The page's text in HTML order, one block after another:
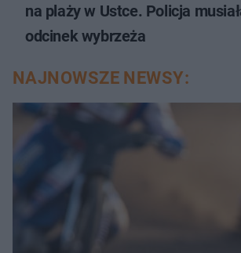
na plaży w Ustce. Policja
odcinek wybrzeża
NAJNOWSZE NEWSY: